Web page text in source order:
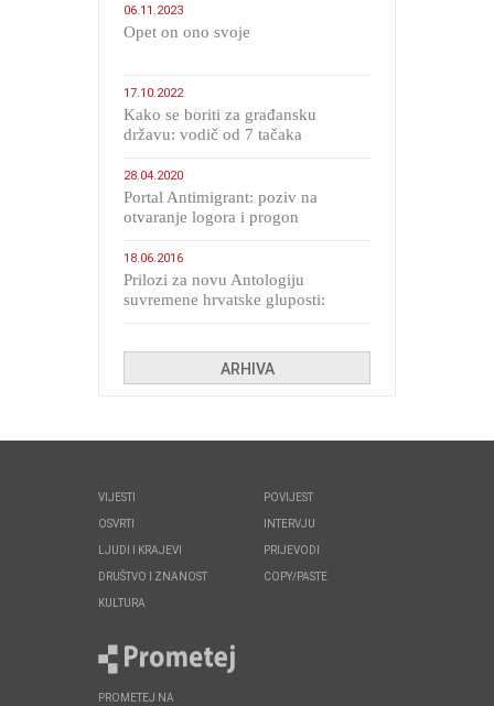
06.11.2023
​Opet on ono svoje
17.10.2022
Kako se boriti za građansku
državu: vodič od 7 tačaka
28.04.2020
Portal Antimigrant: poziv na
otvaranje logora i progon
18.06.2016
Prilozi za novu Antologiju
suvremene hrvatske gluposti:
ARHIVA
VIJESTI
OSVRTI
LJUDI I KRAJEVI
DRUŠTVO I ZNANOST
KULTURA
POVIJEST
INTERVJU
PRIJEVODI
COPY/PASTE
PROMETEJ NA